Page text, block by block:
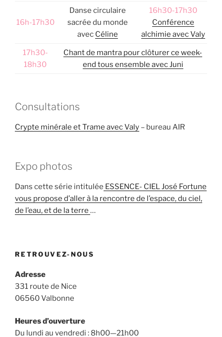
16h-17h30
Danse circulaire
sacrée du monde
avec Céline
16h30-17h30
Conférence
alchimie avec Valy
17h30-
18h30
Chant de mantra pour clôturer ce week-
end tous ensemble avec Juni
Consultations
Crypte minérale et Trame avec Valy – bureau AIR
Expo photos
Dans cette série intitulée ESSENCE- CIEL José Fortune
vous propose d’aller à la rencontre de l’espace, du ciel,
de l’eau, et de la terre …
RETROUVEZ-NOUS
Adresse
331 route de Nice
06560 Valbonne
Heures d’ouverture
Du lundi au vendredi : 8h00—21h00